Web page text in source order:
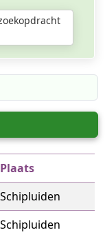
Plaats
Schipluiden
Schipluiden